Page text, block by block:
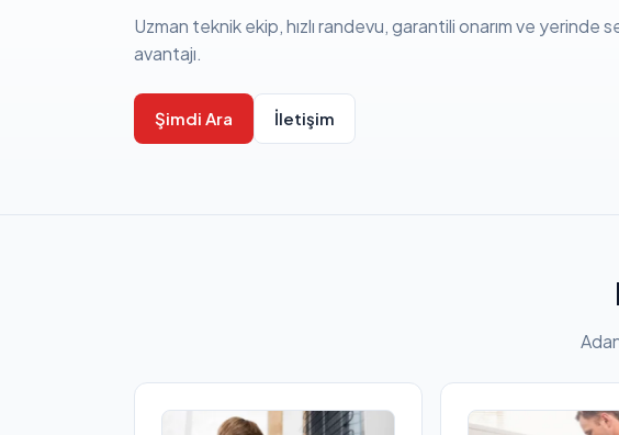
Uzman teknik ekip, hızlı randevu, garantili onarım ve yerinde
avantajı.
Şimdi Ara İletişim